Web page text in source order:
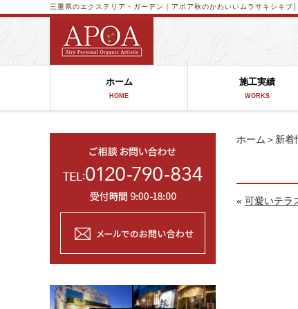
秋のかわいいムラサキシキブ│
三重県のエクステリア・ガーデン｜アポア
ホーム
HOME
施工実績
WORKS
ホーム ＞ 新着
« 可愛いテ